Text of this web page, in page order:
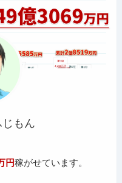
もん
円稼がせています。